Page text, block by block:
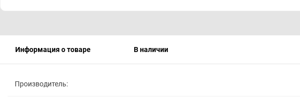
Информация о товаре В наличии
Производитель: